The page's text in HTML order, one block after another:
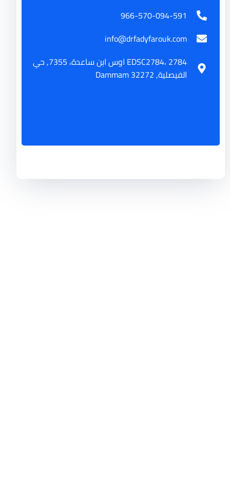
966-570-094-591
info@drfadyfarouk.com
EDSC2784، 2784 اوس ابن ساعدة، 7355, حي
الفيصلية, Dammam 32272